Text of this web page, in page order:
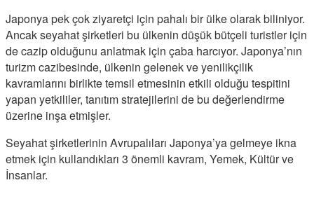
Japonya pek çok ziyaretçi için pahalı bir ülke olarak biliniyor.
Ancak seyahat şirketleri bu ülkenin düşük bütçeli turistler için
de cazip olduğunu anlatmak için çaba harcıyor. Japonya’nın
turizm cazibesinde, ülkenin gelenek ve yenilikçilik
kavramlarını birlikte temsil etmesinin etkili olduğu tespitini
yapan yetkililer, tanıtım stratejilerini de bu değerlendirme
üzerine inşa etmişler.
Seyahat şirketlerinin Avrupalıları Japonya’ya gelmeye ikna
etmek için kullandıkları 3 önemli kavram, Yemek, Kültür ve
İnsanlar.